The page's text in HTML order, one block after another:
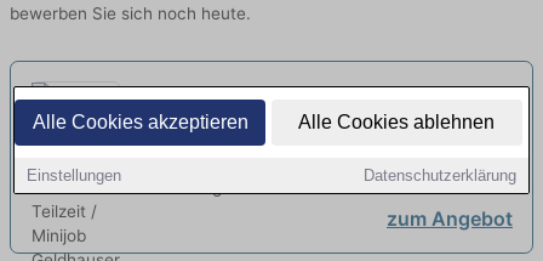
Alle Cookies akzeptieren Alle Cookies ablehnen
Einstellungen Datenschutzerklärung
bewerben Sie sich noch heute.
Kleinbusfahrer:in (m/w/d) in der
Behindertenbeförderung Teilzeit /
Geldhauser Unternehmensgruppe |
zum Angebot